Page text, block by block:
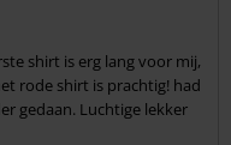
shirt is erg lang voor mij,
rode shirt is prachtig! had
gedaan. Luchtige lekker